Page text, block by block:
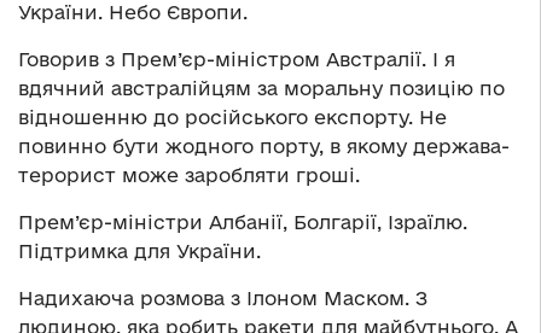
України. Небо Європи.
Говорив з Прем’єр-міністром Австралії. І я
вдячний австралійцям за моральну позицію по
відношенню до російського експорту. Не
повинно бути жодного порту, в якому держава-
терорист може заробляти гроші.
Прем’єр-міністри Албанії, Болгарії, Ізраїлю.
Підтримка для України.
Надихаюча розмова з Ілоном Маском. З
людиною, яка робить ракети для майбутнього. А